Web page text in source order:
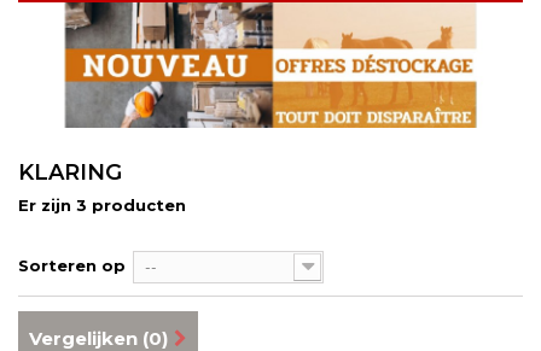
KLARING
Er zijn 3 producten
Sorteren op --
Vergelijken (0)